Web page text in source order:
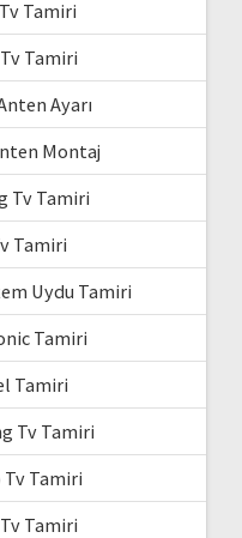
Tamiri
Tamiri
Ayarı
Montaj
Tv Tamiri
Tamiri
Uydu Tamiri
Tamiri
Tamiri
Tv Tamiri
Tv Tamiri
Tamiri